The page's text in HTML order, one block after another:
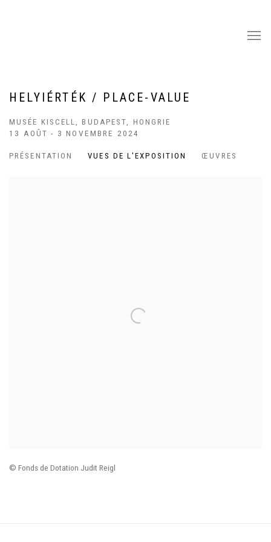
HELYIÉRTÉK / PLACE-VALUE
MUSÉE KISCELL, BUDAPEST, HONGRIE
13 AOÛT - 3 NOVEMBRE 2024
PRÉSENTATION VUES DE L'EXPOSITION ŒUVRES
© Fonds de Dotation Judit Reigl